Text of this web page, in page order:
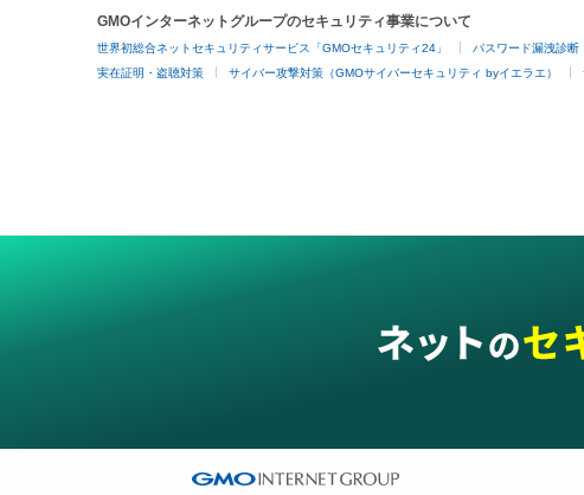
GMOインターネットグループのセキュリティ事業について
世界初総合ネットセキュリティサービス「GMOセキュリティ24」 パスワード漏洩診断
実在証明・盗聴対策 サイバー攻撃対策（GMOサイバーセキュリティ byイエラエ）